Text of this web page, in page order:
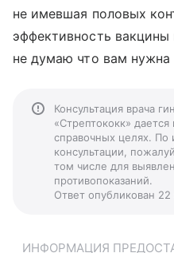
не имевшая половых
эффективность
не думаю что вам нужна
Консультация врача
«Стрептококк»
справочных целях. По
консультации,
том числе для
противопоказаний.
Ответ опубликован 22
ИНФОРМАЦИЯ